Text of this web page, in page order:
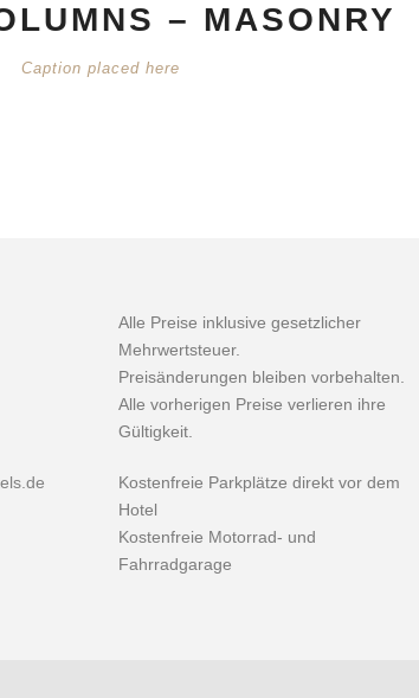
– MASONRY
Caption placed here
Alle Preise inklusive gesetzlicher
Mehrwertsteuer.
Preisänderungen bleiben vorbehalten.
Alle vorherigen Preise verlieren ihre
Gültigkeit.
Kostenfreie Parkplätze direkt vor dem
Hotel
Kostenfreie Motorrad- und
Fahrradgarage